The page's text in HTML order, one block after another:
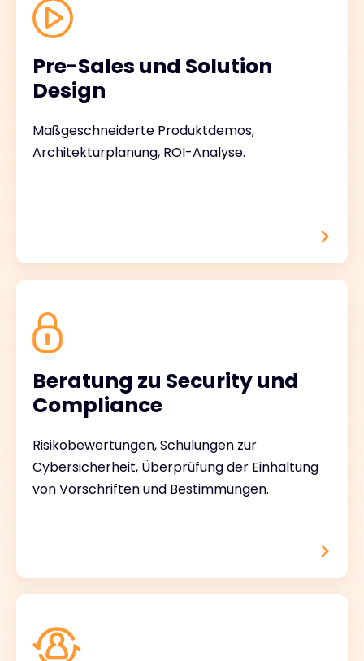
Pre-Sales und Solution
Design
Maßgeschneiderte Produktdemos,
Architekturplanung, ROI-Analyse.
Beratung zu Security und
Compliance
Risikobewertungen, Schulungen zur
Cybersicherheit, Überprüfung der Einhaltung
von Vorschriften und Bestimmungen.